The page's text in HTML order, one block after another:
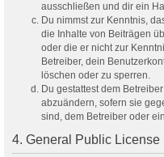
ausschließen und dir ein
Du nimmst zur Kenntnis,
die Inhalte von Beiträgen
oder die er nicht zur
Betreiber, dein
löschen oder zu sperren.
Du gestattest dem
abzuändern, sofern sie
sind, dem Betreiber oder
4. General Public License